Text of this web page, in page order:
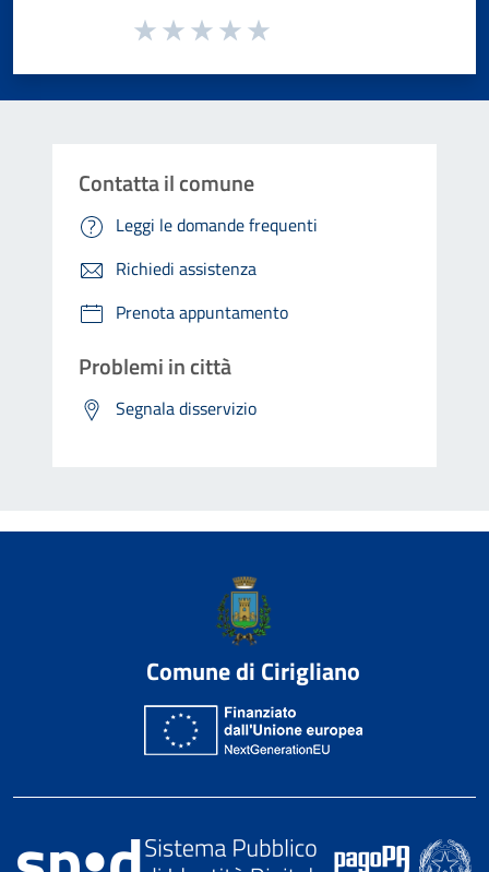
Valuta da 1 a 5 stelle la pagina
Contatta il comune
Leggi le domande frequenti
Richiedi assistenza
Prenota appuntamento
Problemi in città
Segnala disservizio
Comune di Cirigliano